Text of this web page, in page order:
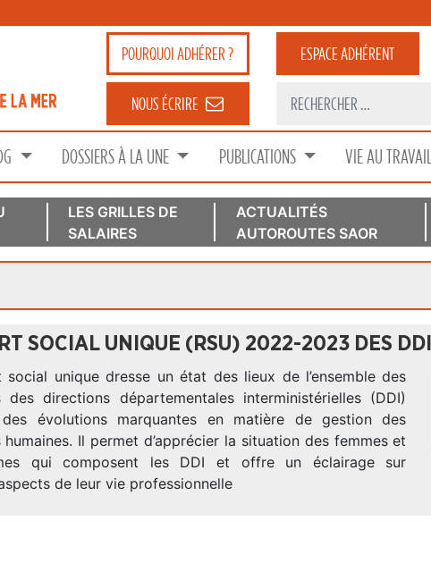
POURQUOIADHÉRER ? ESPACEADHÉRENT
NOUS ÉCRIRE
DOSSIERS À LA UNE PUBLICATIONS VIE AU TRAVAIL
LES GRILLES DE
SALAIRES
ACTUALITÉS
AUTOROUTES SAOR
SOCIAL UNIQUE (RSU) 2022-2023 DES DDI
social unique dresse un état des lieux de l’ensemble des
des directions départementales interministérielles (DDI)
évolutions marquantes en matière de gestion des
humaines. Il permet d’apprécier la situation des femmes et
qui composent les DDI et offre un éclairage sur
de leur vie professionnelle